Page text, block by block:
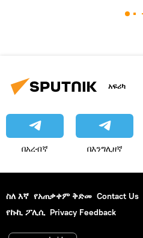
አፍሪካ
በአረብኛ በእንግሊዘኛ
ስለ እኛ የአጠቃቀም ቅድመ Contact Us
የኩኪ ፖሊሲ Privacy Feedback